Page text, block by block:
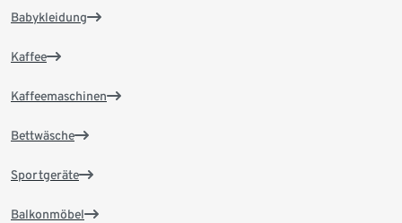
Babykleidung
Kaffee
Kaffeemaschinen
Bettwäsche
Sportgeräte
Balkonmöbel